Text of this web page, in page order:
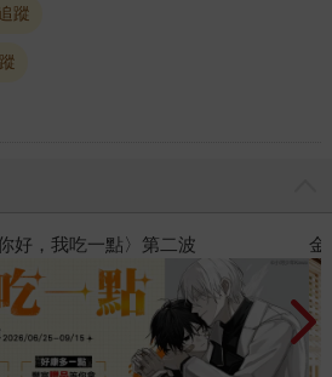
蹤
好，我吃一點〉第二波 金